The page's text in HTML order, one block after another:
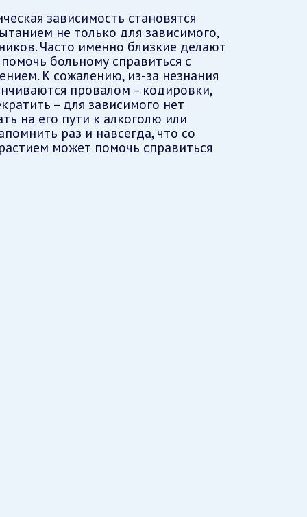
зависимость становятся
не только для зависимого,
Часто именно близкие делают
больному справиться с
К сожалению, из-за незнания
провалом – кодировки,
– для зависимого нет
на его пути к алкоголю или
раз и навсегда, что со
может помочь справиться